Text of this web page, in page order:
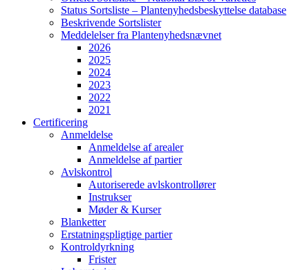
Status Sortsliste – Plantenyhedsbeskyttelse database
Beskrivende Sortslister
Meddelelser fra Plantenyhedsnævnet
2026
2025
2024
2023
2022
2021
Certificering
Anmeldelse
Anmeldelse af arealer
Anmeldelse af partier
Avlskontrol
Autoriserede avlskontrollører
Instrukser
Møder & Kurser
Blanketter
Erstatningspligtige partier
Kontroldyrkning
Frister